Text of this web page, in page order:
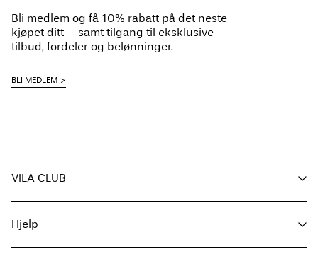
Bli medlem og få 10% rabatt på det neste
kjøpet ditt – samt tilgang til eksklusive
tilbud, fordeler og belønninger.
BLI MEDLEM
VILA CLUB
Bli medlem
Min konto
Hjelp